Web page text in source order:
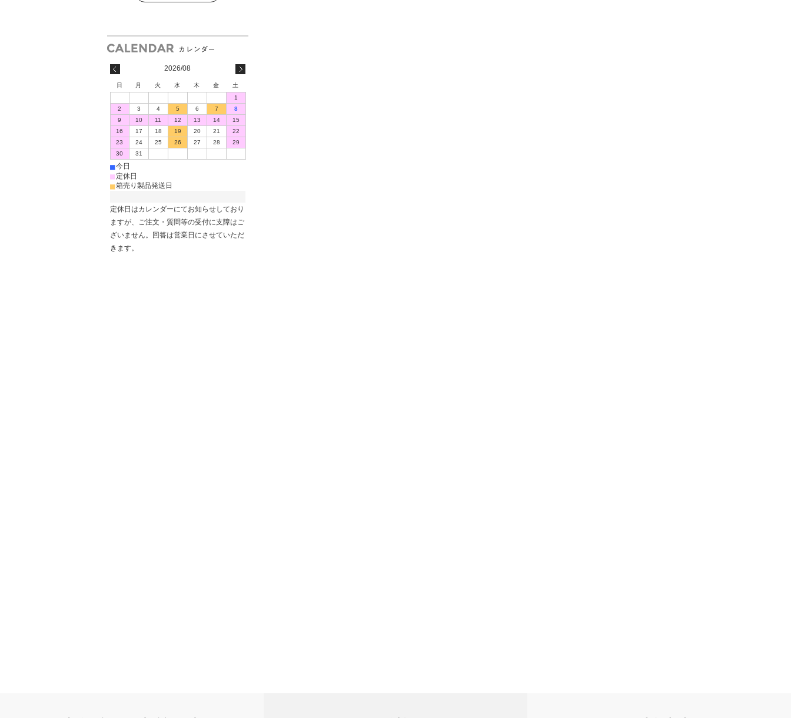
2026/08
日 月 火 水 木 金
土
1
2
3 4 5 6 7
8
9
10 11 12 13 14
15
16
17 18 19 20 21
22
23
24 25 26 27 28
29
30
31
■今日
■ 定休日
■箱売り製品発送日
定休日はカレンダーにてお知らせしており
ますが、ご注文・質問等の受付に支障はご
ざいません。回答は営業日にさせていただ
きます。